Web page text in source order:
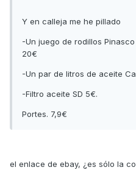
Y en calleja me he pillado
-Un juego de rodillos
20€
-Un par de litros de aceite
-Filtro aceite SD 5€.
Portes. 7,9€
el enlace de ebay, ¿es sólo la